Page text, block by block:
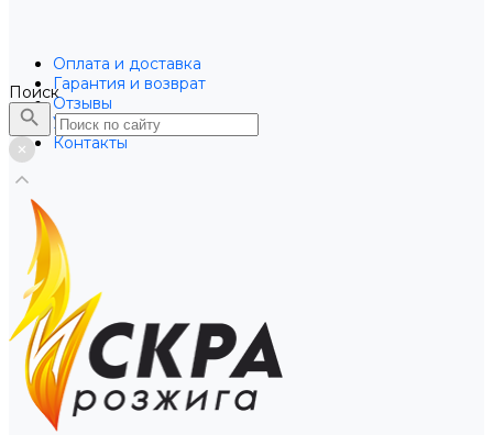
Оплата и доставка
Гарантия и возврат
Отзывы
Услуги
Контакты
Поиск